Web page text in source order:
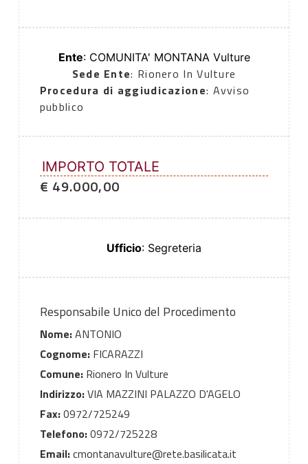
Ente: COMUNITA' MONTANA Vulture
Sede Ente: Rionero In Vulture
Procedura di aggiudicazione: Avviso
pubblico
IMPORTO TOTALE
€ 49.000,00
Ufficio: Segreteria
Responsabile Unico del Procedimento
Nome:ANTONIO
Cognome:FICARAZZI
Comune:Rionero In Vulture
Indirizzo:VIA MAZZINI PALAZZO D'AGELO
Fax:0972/725249
Telefono:0972/725228
Email:cmontanavulture@rete.basilicata.it